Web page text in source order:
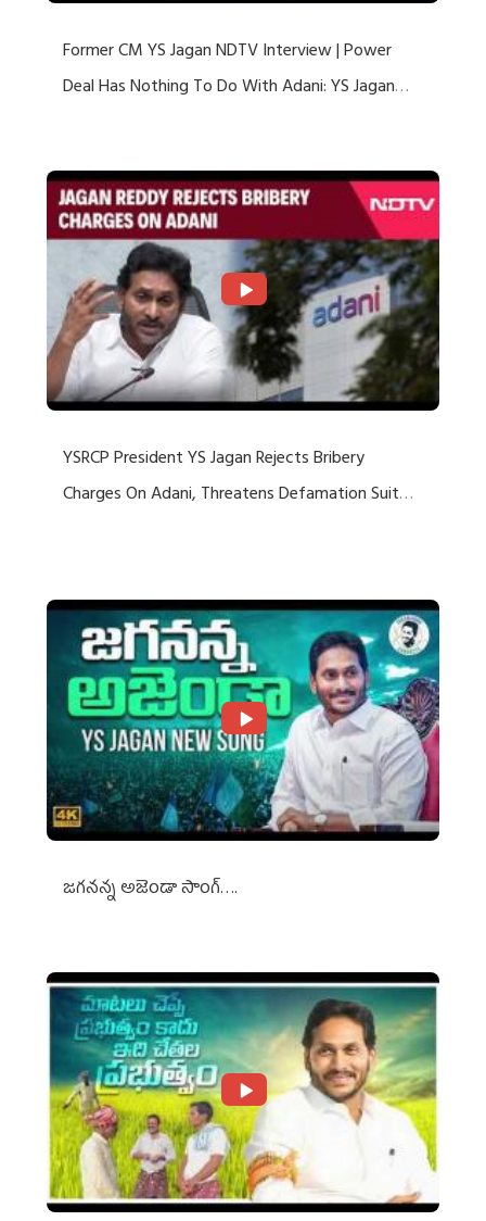
Former CM YS Jagan NDTV Interview | Power
Deal Has Nothing To Do With Adani: YS Jagan
YSRCP President YS Jagan Rejects Bribery
Charges On Adani, Threatens Defamation Suit
జగనన్న అజెండా సాంగ్….